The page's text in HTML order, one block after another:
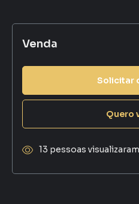
Venda
Solicitar
Quero
13 pessoas